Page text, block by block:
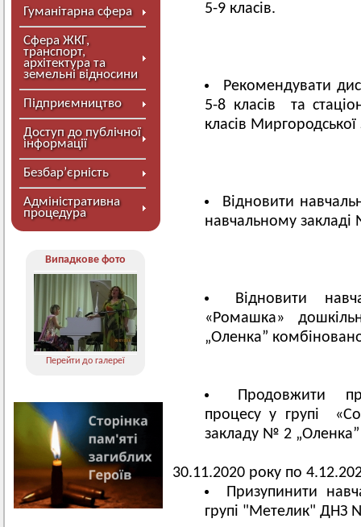
Гуманітарна сфера
Сфера ЖКГ,
транспорт,
архітектура та
земельні відносини
Підприємництво
Доступ до публічної
інформації
Безбар’єрність
Адміністративна
процедура
Випадкове фото
Перейти до галереї
5-9 класів.
Рекомендувати
5-8 класів та
класів
Відновити
навчальному закладі
Відновити
«Ромашка»
„Оленка”
Продовжити
процесу у групі
закладу № 2
30.11.2020 року по
Призупинити
групі "Метелик" ДНЗ